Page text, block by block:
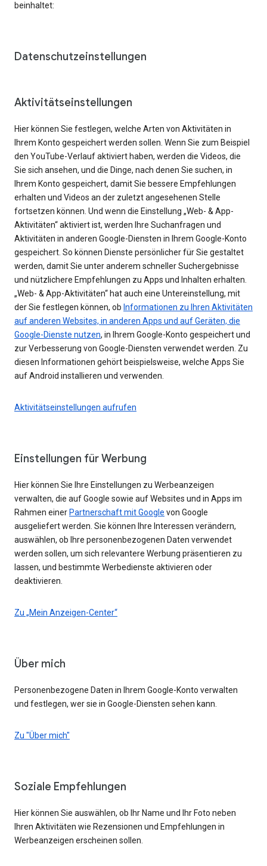
beinhaltet:
Datenschutzeinstellungen
Aktivitätseinstellungen
Hier können Sie festlegen, welche Arten von Aktivitäten in
Ihrem Konto gespeichert werden sollen. Wenn Sie zum Beispiel
den YouTube-Verlauf aktiviert haben, werden die Videos, die
Sie sich ansehen, und die Dinge, nach denen Sie suchen, in
Ihrem Konto gespeichert, damit Sie bessere Empfehlungen
erhalten und Videos an der zuletzt angesehenen Stelle
fortsetzen können. Und wenn die Einstellung „Web- & App-
Aktivitäten“ aktiviert ist, werden Ihre Suchanfragen und
Aktivitäten in anderen Google-Diensten in Ihrem Google-Konto
gespeichert. So können Dienste persönlicher für Sie gestaltet
werden, damit Sie unter anderem schneller Suchergebnisse
und nützlichere Empfehlungen zu Apps und Inhalten erhalten.
„Web- & App-Aktivitäten“ hat auch eine Untereinstellung, mit
der Sie festlegen können, ob Informationen zu Ihren Aktivitäten
auf anderen Websites, in anderen Apps und auf Geräten, die
Google-Dienste nutzen, in Ihrem Google-Konto gespeichert und
zur Verbesserung von Google-Diensten verwendet werden. Zu
diesen Informationen gehört beispielsweise, welche Apps Sie
auf Android installieren und verwenden.
Aktivitätseinstellungen aufrufen
Einstellungen für Werbung
Hier können Sie Ihre Einstellungen zu Werbeanzeigen
verwalten, die auf Google sowie auf Websites und in Apps im
Rahmen einer Partnerschaft mit Google von Google
ausgeliefert werden. Sie können Ihre Interessen verändern,
auswählen, ob Ihre personenbezogenen Daten verwendet
werden sollen, um sich relevantere Werbung präsentieren zu
lassen, und bestimmte Werbedienste aktivieren oder
deaktivieren.
Zu „Mein Anzeigen-Center“
Über mich
Personenbezogene Daten in Ihrem Google-Konto verwalten
und festlegen, wer sie in Google-Diensten sehen kann.
Zu "Über mich"
Soziale Empfehlungen
Hier können Sie auswählen, ob Ihr Name und Ihr Foto neben
Ihren Aktivitäten wie Rezensionen und Empfehlungen in
Werbeanzeigen erscheinen sollen.